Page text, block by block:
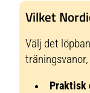
Vilket
Välj det
Praktisk